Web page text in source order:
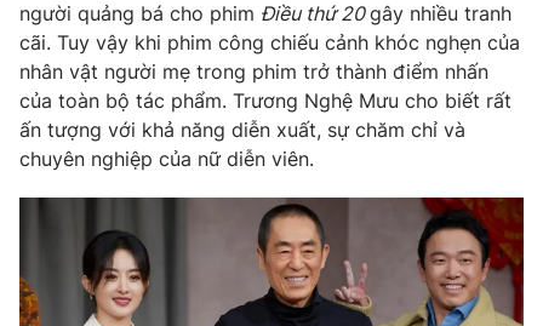
Giải sao mai
Sao
Làm đẹp
Chất lượng cuộc sống
Tuyển sinh
Học trực tuyến
Công nghệ
Hitech Công nghệ tương lai
Sản phẩm
Giao lưu trực tuyến
Chuyên mục khác
người quảng bá cho phim Điều thứ 20gây nhiều tranh
cãi. Tuy vậy khi phim công chiếu cảnh khóc nghẹn của
nhân vật người mẹ trong phim trở thành điểm nhấn
của toàn bộ tác phẩm. Trương Nghệ Mưu cho biết rất
ấn tượng với khả năng diễn xuất, sự chăm chỉ và
chuyên nghiệp của nữ diễn viên.